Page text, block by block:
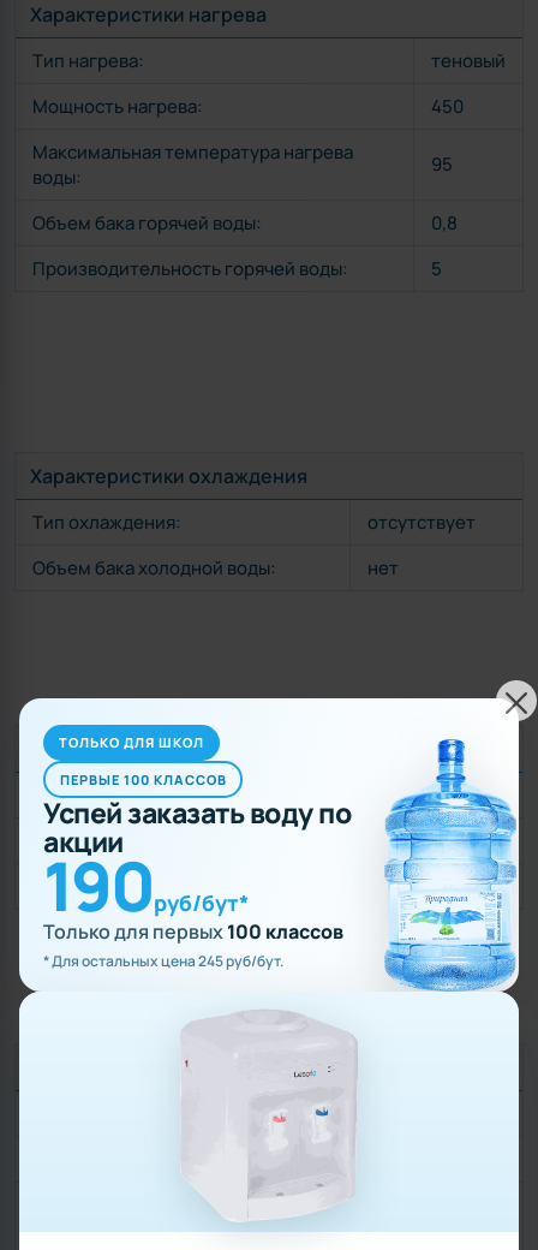
Характеристики нагрева
Тип нагрева:
теновый
Мощность нагрева:
450
Максимальная температура нагрева
воды:
95
Объем бака горячей воды:
0,8
Производительность горячей воды:
5
Характеристики охлаждения
Тип охлаждения:
отсутствует
Объем бака холодной воды:
нет
Размеры
Вес:
Ширина х Высота х Длина:
270 x 370 x 275 мм
Количество в упаковке:
Дополнительные характеристики
Настольный
холодильника:
нет
ТОЛЬКО ДЛЯ ШКОЛ
ПЕРВЫЕ 100 КЛАССОВ
Успей заказать воду по
акции
190руб/бут*
Только для первых100 классов
* Для остальных цена 245 руб/бут.